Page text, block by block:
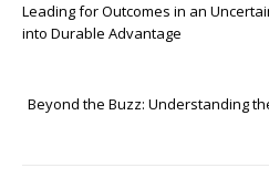
Leading for Outcomes in an
into Durable Advantage
Beyond the Buzz: Understanding